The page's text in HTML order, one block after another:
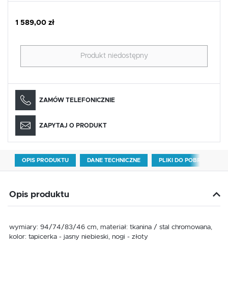
1 589,00 zł
Produkt niedostępny
ZAMÓW TELEFONICZNIE
ZAPYTAJ O PRODUKT
OPIS PRODUKTU DANE TECHNICZNE PLIKI DO POBRANIA
Opis produktu
wymiary: 94/74/83/46 cm, materiał: tkanina / stal chromowana,
kolor: tapicerka - jasny niebieski, nogi - złoty